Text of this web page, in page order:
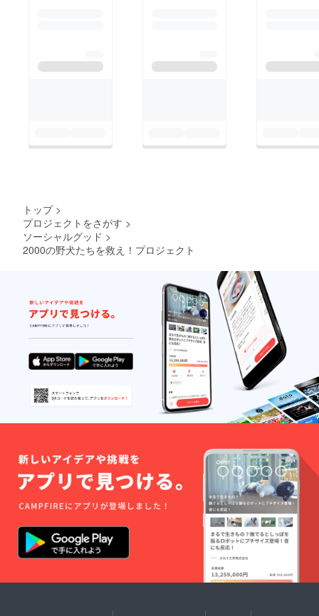
かく犬猫たちの生きる
景にある殺処分問題と
死なされるために産ま
れたのではなく生きる
為に産まれて来たとい
※ ※ ※ ※ ※ ※ ※ ※ ※ ※ ※ ※
※ ※ 餌を求め餌やりさ
んに餌を求めていた猫
たちの居場所この子た
ちを、一匹でも多く救
い繋げて行きたいそん
なシェルター作りの為
に皆様のお力を、お貸
０の野犬たちを救え！
プロジェクト
トップ >
プロジェクトをさがす >
ソーシャルグッド >
2000の野犬たちを救え！プロジェクト